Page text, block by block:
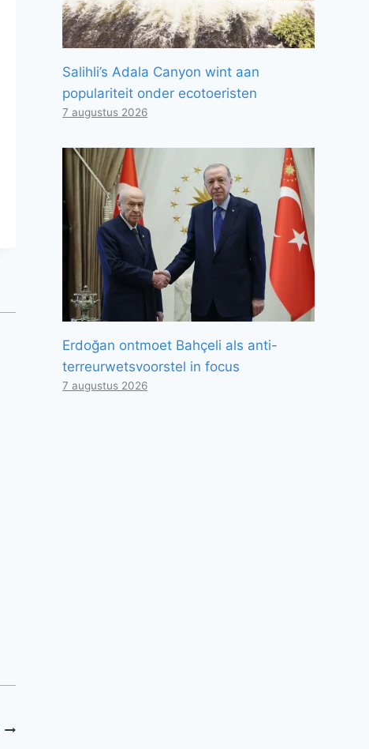
Salihli’s Adala Canyon wint aan
populariteit onder ecotoeristen
7 augustus 2026
Erdoğan ontmoet Bahçeli als anti-
terreurwetsvoorstel in focus
7 augustus 2026